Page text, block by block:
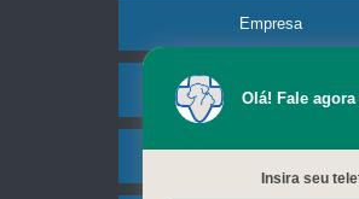
Empresa
Missão
Olá! Fale
Insira seu